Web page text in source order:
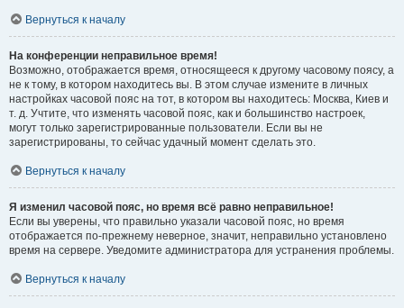
Вернуться к началу
На конференции неправильное время!
Возможно, отображается время, относящееся к другому часовому поясу, а
не к тому, в котором находитесь вы. В этом случае измените в личных
настройках часовой пояс на тот, в котором вы находитесь: Москва, Киев и
т. д. Учтите, что изменять часовой пояс, как и большинство настроек,
могут только зарегистрированные пользователи. Если вы не
зарегистрированы, то сейчас удачный момент сделать это.
Вернуться к началу
Я изменил часовой пояс, но время всё равно неправильное!
Если вы уверены, что правильно указали часовой пояс, но время
отображается по-прежнему неверное, значит, неправильно установлено
время на сервере. Уведомите администратора для устранения проблемы.
Вернуться к началу